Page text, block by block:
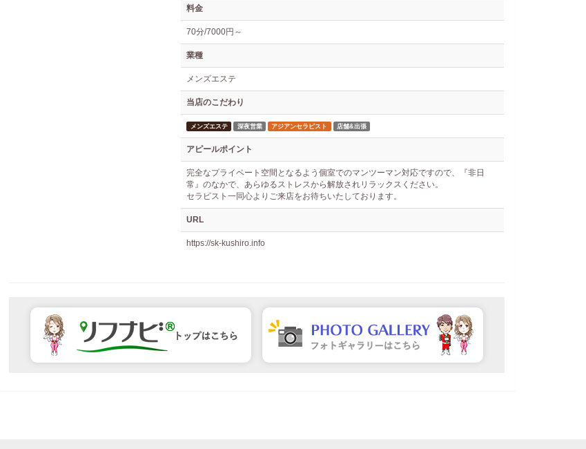
料金
70分/7000円～
業種
メンズエステ
当店のこだわり
メンズエステ 深夜営業 アジアンセラピスト 店舗&出張
アピールポイント
完全なプライベート空間となるよう個室でのマンツーマン対応ですので、『非日
常』のなかで、あらゆるストレスから解放されリラックスください。
セラピスト一同心よりご来店をお待ちいたしております。
URL
https://sk-kushiro.info